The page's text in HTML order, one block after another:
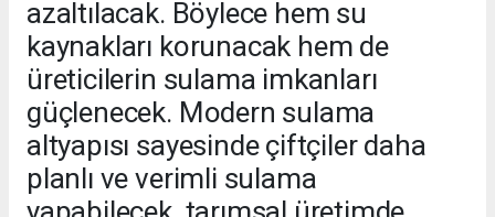
azaltılacak. Böylece hem su
kaynakları korunacak hem de
üreticilerin sulama imkanları
güçlenecek. Modern sulama
altyapısı sayesinde çiftçiler daha
planlı ve verimli sulama